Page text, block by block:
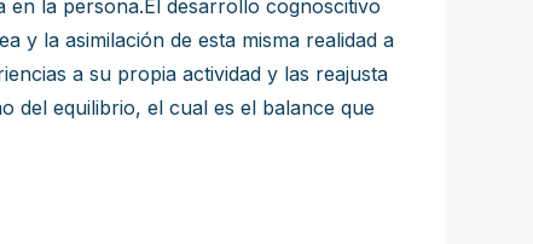
la persona.El desarrollo cognoscitivo
y la asimilación de esta misma realidad a
a su propia actividad y las reajusta
del equilibrio, el cual es el balance que